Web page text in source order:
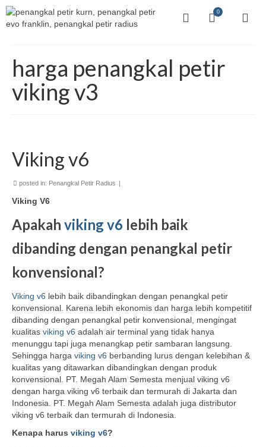
0
harga penangkal petir
viking v3
Viking v6
posted in: Penangkal Petir Radius |
Viking V6
Apakah viking v6 lebih baik
dibanding dengan penangkal petir
konvensional?
Viking v6 lebih baik dibandingkan dengan penangkal petir
konvensional. Karena lebih ekonomis dan harga lebih kompetitif
dibanding dengan penangkal petir konvensional, mengingat
kualitas viking v6 adalah air terminal yang tidak hanya
menunggu tapi juga menangkap petir sambaran langsung.
Sehingga harga viking v6 berbanding lurus dengan kelebihan &
kualitas yang ditawarkan dibandingkan dengan produk
konvensional. PT. Megah Alam Semesta menjual viking v6
dengan harga viking v6 terbaik dan termurah di Jakarta dan
Indonesia. PT. Megah Alam Semesta adalah juga distributor
viking v6 terbaik dan termurah di Indonesia.
Kenapa harus viking v6?